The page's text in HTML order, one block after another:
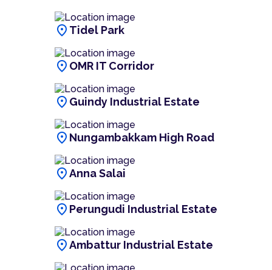
location_on Tidel Park
location_on OMR IT Corridor
location_on Guindy Industrial Estate
location_on Nungambakkam High Road
location_onAnna Salai
location_on Perungudi Industrial Estate
location_onAmbattur Industrial Estate